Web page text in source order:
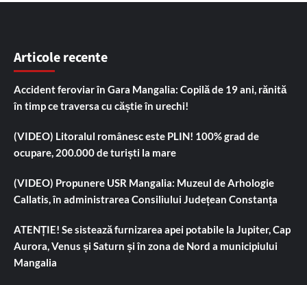
Articole recente
Accident feroviar în Gara Mangalia: Copilă de 19 ani, rănită
în timp ce traversa cu căștie în urechi!
(VIDEO) Litoralul românesc este PLIN! 100% grad de
ocupare, 200.000 de turiști la mare
(VIDEO) Propunere USR Mangalia: Muzeul de Arhologie
Callatis, în administrarea Consiliului Județean Constanța
ATENȚIE! Se sistează furnizarea apei potabile la Jupiter, Cap
Aurora, Venus și Saturn și în zona de Nord a municipiului
Mangalia